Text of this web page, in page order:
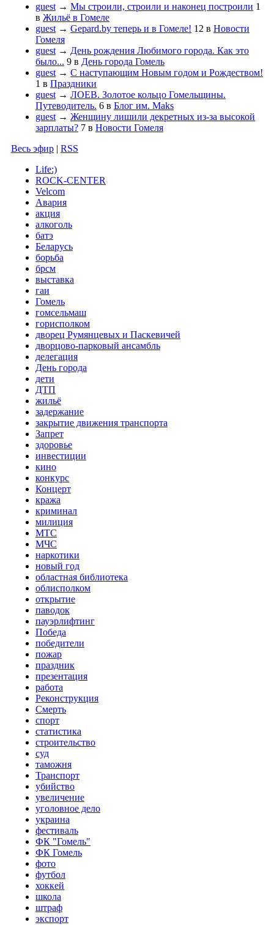
guest → Мы строили, строили и наконец построили 1
в Жильё в Гомеле
guest → Gepard.by теперь и в Гомеле! 12 в Новости
Гомеля
guest → День рождения Любимого города. Как это
было... 9 в День города Гомель
guest → С наступающим Новым годом и Рождеством!
1 в Праздники
guest → ЛОЕВ. Золотое кольцо Гомельщины.
Путеводитель. 6 в Блог им. Maks
guest → Женщину лишили декретных из-за высокой
зарплаты? 7 в Новости Гомеля
Весь эфир | RSS
Life:)
ROCK-CENTER
Velcom
Авария
акция
алкоголь
батэ
Беларусь
борьба
брсм
выставка
гаи
Гомель
гомсельмаш
горисполком
дворец Румянцевых и Паскевичей
дворцово-парковый ансамбль
делегация
День города
дети
ДТП
жильё
задержание
закрытие движения транспорта
Запрет
здоровье
инвестиции
кино
конкурс
Концерт
кража
криминал
милиция
МТС
МЧС
наркотики
новый год
областная библиотека
облисполком
открытие
паводок
пауэрлифтинг
Победа
победители
пожар
праздник
презентация
работа
Реконструкция
Смерть
спорт
статистика
строительство
суд
таможня
Транспорт
убийство
увеличение
уголовное дело
украина
фестиваль
ФК "Гомель"
ФК Гомель
фото
футбол
хоккей
школа
штраф
экспорт